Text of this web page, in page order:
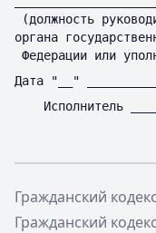
(должность
органа
Федерации или
Дата "__"
Исполнитель
Гражданский
Гражданский